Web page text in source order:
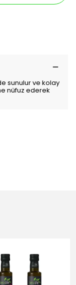
sunulur ve kolay
nüfuz ederek